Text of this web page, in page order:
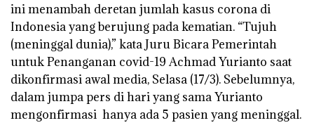
ini menambah deretan jumlah kasus corona di
Indonesia yang berujung pada kematian. “Tujuh
(meninggal dunia),” kata Juru Bicara Pemerintah
untuk Penanganan covid-19 Achmad Yurianto saat
dikonfirmasi awal media, Selasa (17/3). Sebelumnya,
dalam jumpa pers di hari yang sama Yurianto
mengonfirmasi hanya ada 5 pasien yang meninggal.